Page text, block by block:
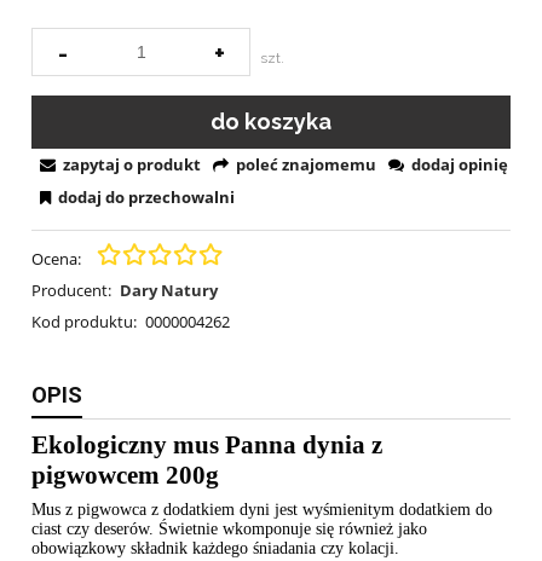
- + szt.
do koszyka
Ocena:
Producent: Dary Natury
Kod produktu: 0000004262
zapytaj o produkt poleć znajomemu
dodaj opinię
dodaj do przechowalni
OPIS
Ekologiczny mus Panna dynia z
pigwowcem 200g
Mus z pigwowca z dodatkiem dyni jest wyśmienitym dodatkiem do
ciast czy deserów. Świetnie wkomponuje się również jako
obowiązkowy składnik każdego śniadania czy kolacji.